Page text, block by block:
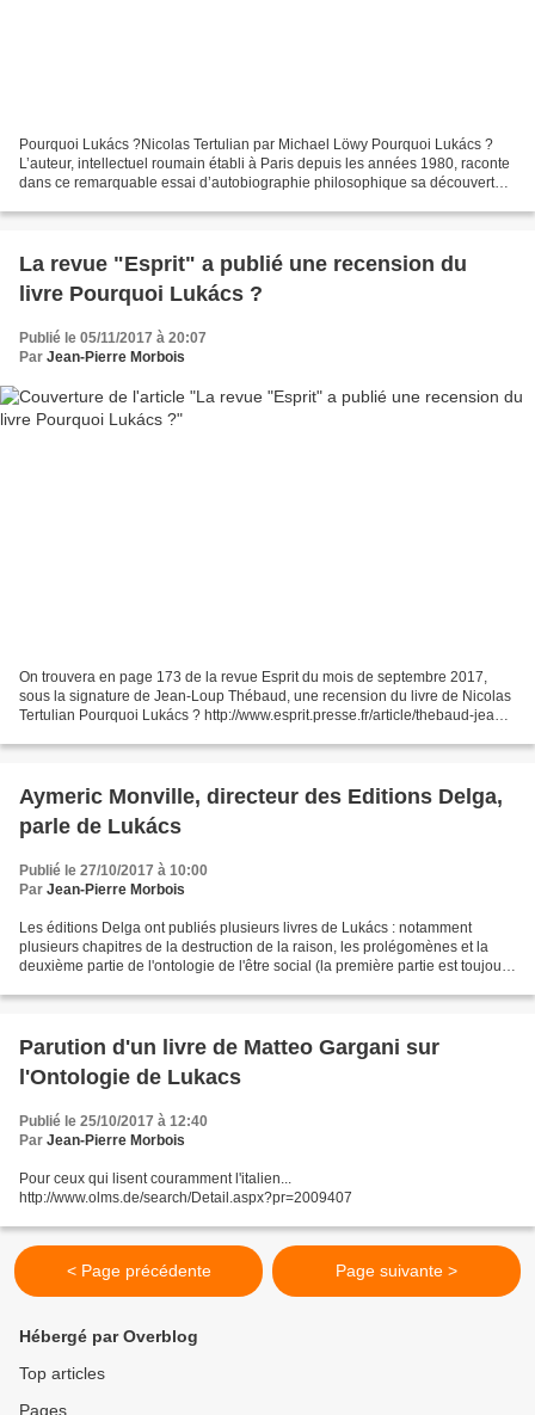
Pourquoi Lukács ?Nicolas Tertulian par Michael Löwy Pourquoi Lukács ?
L’auteur, intellectuel roumain établi à Paris depuis les années 1980, raconte
dans ce remarquable essai d’autobiographie philosophique sa découverte
La revue "Esprit" a publié une recension du
livre Pourquoi Lukács ?
Publié le 05/11/2017 à 20:07
Par Jean-Pierre Morbois
On trouvera en page 173 de la revue Esprit du mois de septembre 2017,
sous la signature de Jean-Loup Thébaud, une recension du livre de Nicolas
Tertulian Pourquoi Lukács ? http://www.esprit.presse.fr/article/thebaud-jean-
Aymeric Monville, directeur des Editions Delga,
parle de Lukács
Publié le 27/10/2017 à 10:00
Par Jean-Pierre Morbois
Les éditions Delga ont publiés plusieurs livres de Lukács : notamment
plusieurs chapitres de la destruction de la raison, les prolégomènes et la
deuxième partie de l'ontologie de l'être social (la première partie est toujours
Parution d'un livre de Matteo Gargani sur
l'Ontologie de Lukacs
Publié le 25/10/2017 à 12:40
Par Jean-Pierre Morbois
Pour ceux qui lisent couramment l'italien...
http://www.olms.de/search/Detail.aspx?pr=2009407
< Page précédente Page suivante >
Hébergé par Overblog
Top articles
Pages